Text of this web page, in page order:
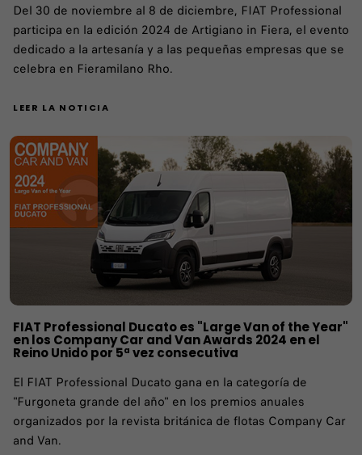
Del 30 de noviembre al 8 de diciembre, FIAT Professional
participa en la edición 2024 de Artigiano in Fiera, el evento
dedicado a la artesanía y a las pequeñas empresas que se
celebra en Fieramilano Rho.
LEER LA NOTICIA
FIAT Professional Ducato es "Large Van of the Year"
en los Company Car and Van Awards 2024 en el
Reino Unido por 5ª vez consecutiva
El FIAT Professional Ducato gana en la categoría de
"Furgoneta grande del año" en los premios anuales
organizados por la revista británica de flotas Company Car
and Van.